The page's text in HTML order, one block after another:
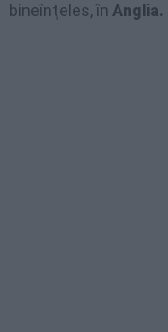
bineînţeles, în Anglia.